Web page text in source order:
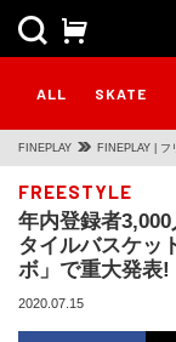
ALL SKATE
FINEPLAY FINEPLAY | フ
FREESTYLE
年内登録者
タイルバスケッ
ボ」で重大発表!
2020.07.15